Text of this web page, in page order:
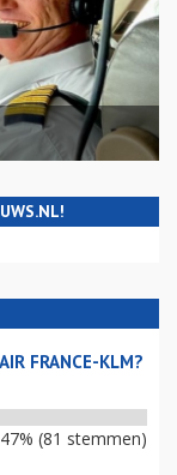
FRANCE-KLM?
47% (81 stemmen)